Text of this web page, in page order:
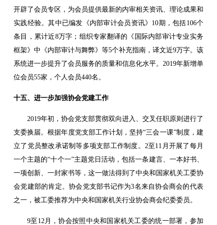
开辟了会员专区，为会员提供最新的内审相关资讯、理论成果和
实践经验。其中已编发《内部审计会员资讯》10期，包括106个
条目，累计近8万字；组织专家翻译的《国际内部审计专业实务
框架》中《内部审计与舞弊》等5个补充指南，译文近9万字。该
系统进一步提升了会员服务的质量和信息化水平。2019年新增单
位会员55家，个人会员440名。
十五、进一步加强协会党建工作
2019年初，协会党支部贯彻双向进入、交叉任职原则进行了
支委换届。根据年度党支部工作计划，坚持“三会一课”制度，建
立了党员整改承诺制等多项支部工作制度。2至11月开展了每月
一个主题的“十个一”主题党日活动，包括一条建言、一本好书、
一项创新、一封家书等，这一做法得到了中央和国家机关工委协
会党建部的肯定。协会党支部书记作为3名来自协会商会的代表
之一，被工委推荐为中央和国家机关行业协会商会纪委委员。
9至12月，协会按照中央和国家机关工委的统一部署，参加